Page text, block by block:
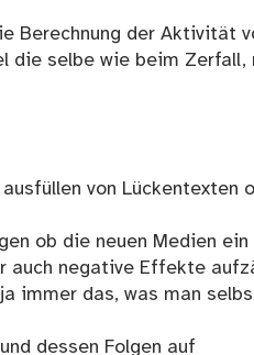
Berechnung der Aktivität
die selbe wie beim Zerfall,
von Lückentexten
ob die neuen Medien ein
auch negative Effekte
immer das, was man
dessen Folgen auf